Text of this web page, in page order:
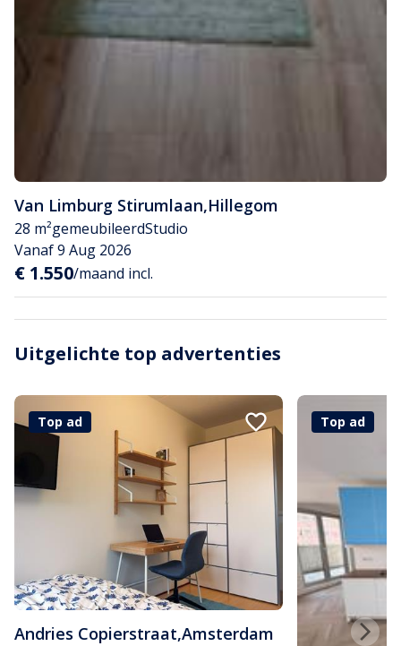
Van Limburg Stirumlaan,Hillegom
28 m²gemeubileerdStudio
Vanaf 9 Aug 2026
€ 1.550/maand incl.
Uitgelichte top advertenties
Top ad
Andries Copierstraat,Amsterdam
Top ad